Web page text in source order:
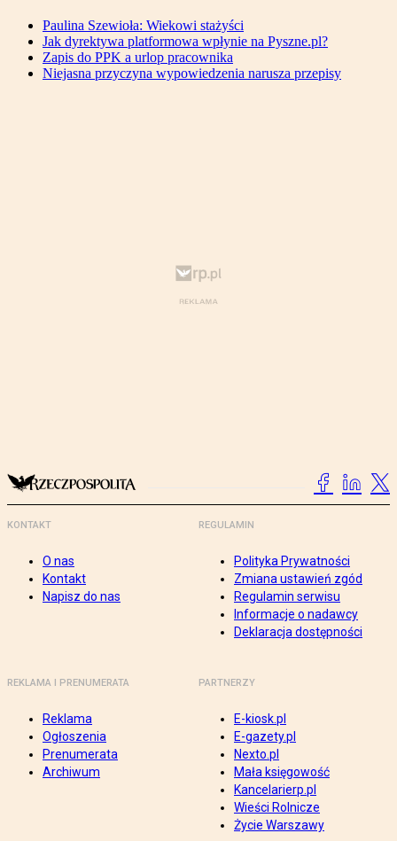
Paulina Szewioła: Wiekowi stażyści
Jak dyrektywa platformowa wpłynie na Pyszne.pl?
Zapis do PPK a urlop pracownika
Niejasna przyczyna wypowiedzenia narusza przepisy
KONTAKT
O nas
Kontakt
Napisz do nas
REGULAMIN
Polityka Prywatności
Zmiana ustawień zgód
Regulamin serwisu
Informacje o nadawcy
Deklaracja dostępności
REKLAMA I PRENUMERATA
Reklama
Ogłoszenia
Prenumerata
Archiwum
PARTNERZY
E-kiosk.pl
E-gazety.pl
Nexto.pl
Mała księgowość
Kancelarierp.pl
Wieści Rolnicze
Życie Warszawy